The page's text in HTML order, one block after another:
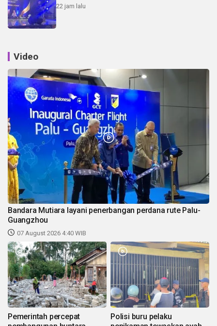
22 jam lalu
Video
Bandara Mutiara layani penerbangan perdana rute Palu-
Guangzhou
07 August 2026 4:40 WIB
Pemerintah percepat
Polisi buru pelaku